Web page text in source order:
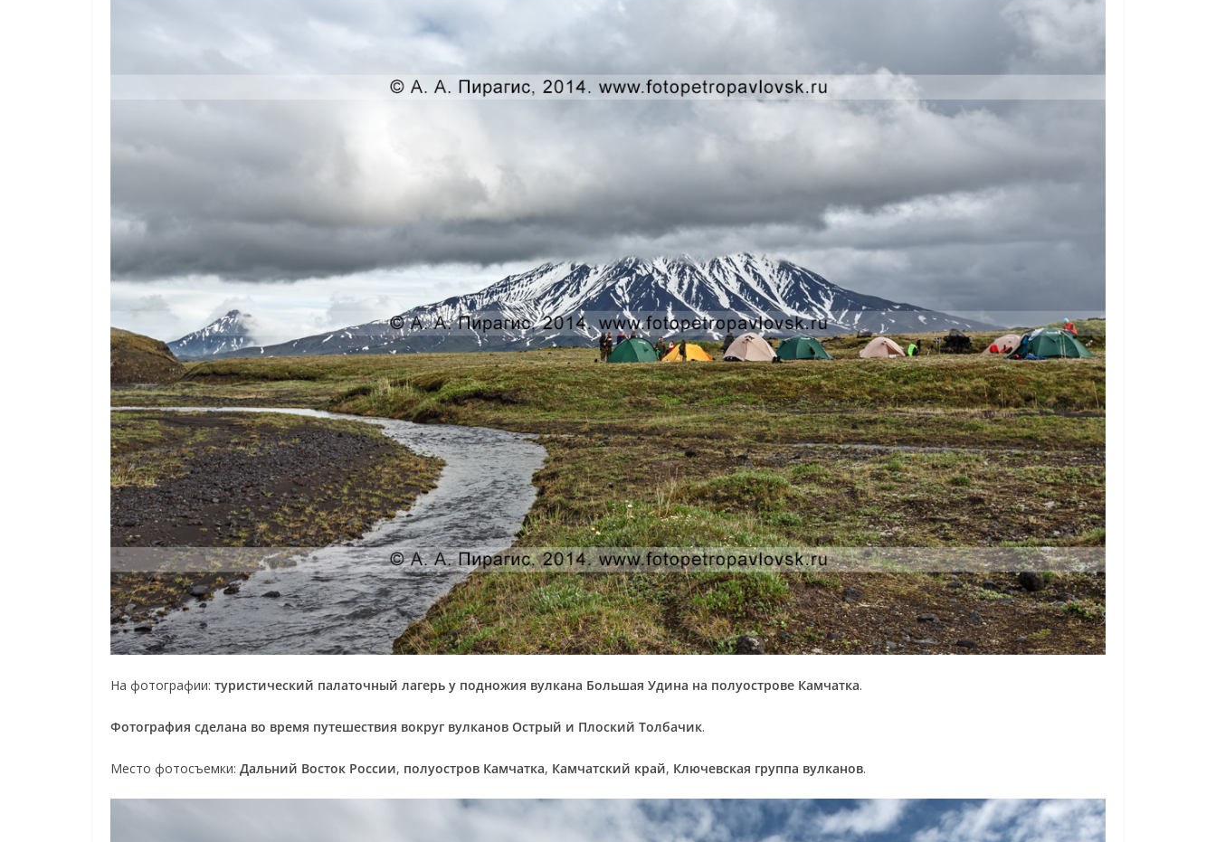
На фотографии: туристический палаточный лагерь у подножия вулкана Большая Удина на полуострове Камчатка.
Фотография сделана во время путешествия вокруг вулканов Острый и Плоский Толбачик.
Место фотосъемки: Дальний Восток России, полуостров Камчатка, Камчатский край, Ключевская группа вулканов.